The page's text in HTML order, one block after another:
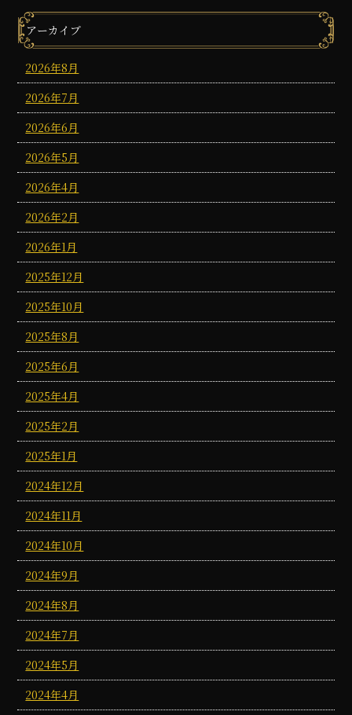
アーカイブ
2026年8月
2026年7月
2026年6月
2026年5月
2026年4月
2026年2月
2026年1月
2025年12月
2025年10月
2025年8月
2025年6月
2025年4月
2025年2月
2025年1月
2024年12月
2024年11月
2024年10月
2024年9月
2024年8月
2024年7月
2024年5月
2024年4月